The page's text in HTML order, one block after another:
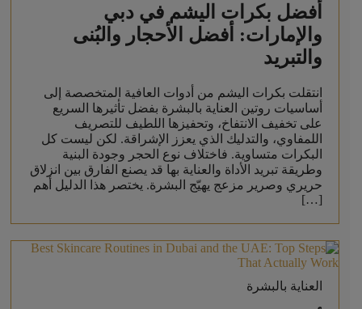
أفضل بكرات اليشم في دبي
والإمارات: أفضل الأحجار والبُنى
والتبريد
انتقلت بكرات اليشم من أدوات العافية المتخصصة إلى
أساسيات روتين العناية بالبشرة بفضل تأثيرها السريع
على تخفيف الانتفاخ، وتحفيزها اللطيف للتصريف
اللمفاوي، والتدليك الذي يعزز الإشراقة. لكن ليست كل
البكرات متساوية. فاختلاف نوع الحجر وجودة البنية
وطريقة تبريد الأداة والعناية بها قد يصنع الفارق بين انزلاق
حريري وصرير مزعج يهيّج البشرة. يختصر هذا الدليل أهم
[…]
العناية بالبشرة